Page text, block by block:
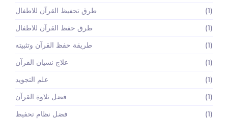
طرق تحفيظ القرآن للاطفال
(1)
طرق حفظ القرآن للاطفال
(1)
طريقة حفظ القرآن وتثبيته
(1)
علاج نسيان القرآن
(1)
علم التجويد
(1)
فضل تلاوة القرآن
(1)
فضل نظام تحفيظ
(1)